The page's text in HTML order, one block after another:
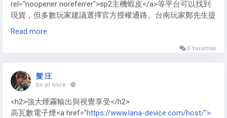
rel="noopener noreferrer">sp2主機蝦皮</a>等平台可以找到
現貨，但多數玩家建議選擇官方授權通路。台南玩家鄭先生提
醒：「首批貨源較少，選擇官方通路比較有保障。」許多玩家
Read more
0 Yorumlar
髮 汪
bir yıl önce -
<h2>強大煙霧輸出與視覺享受</h2>
高瓦數電子煙<a href="https://www.lana-device.com/host/">